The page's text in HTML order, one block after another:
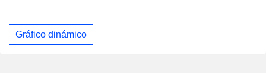
Gráfico dinámico